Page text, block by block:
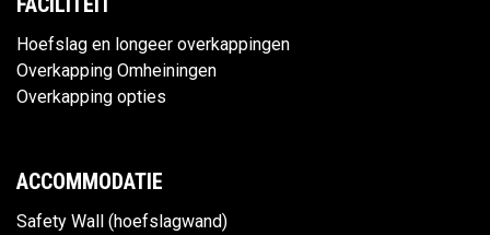
Hoefslag en longeer overkappingen
Overkapping Omheiningen
Overkapping opties
ACCOMMODATIE
Safety Wall (hoefslagwand)